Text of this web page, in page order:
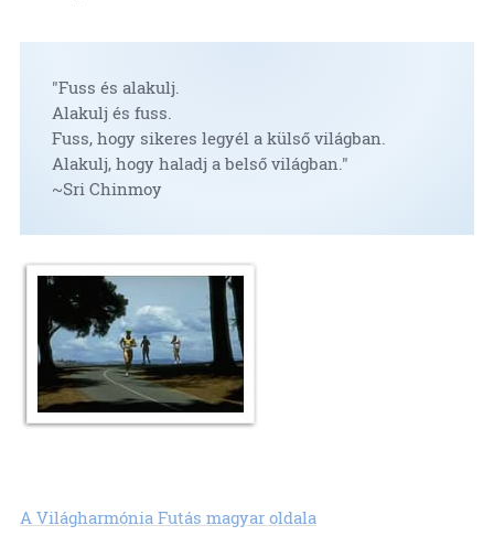
"Fuss és alakulj.
Alakulj és fuss.
Fuss, hogy sikeres legyél a külső világban.
Alakulj, hogy haladj a belső világban."
~Sri Chinmoy
A Világharmónia Futás magyar oldala